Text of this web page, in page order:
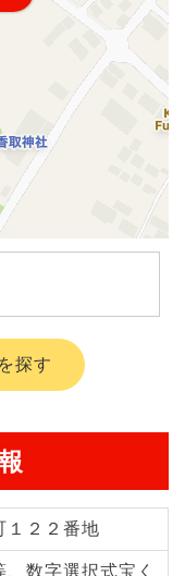
探す
１２２番地
数字選択式宝く